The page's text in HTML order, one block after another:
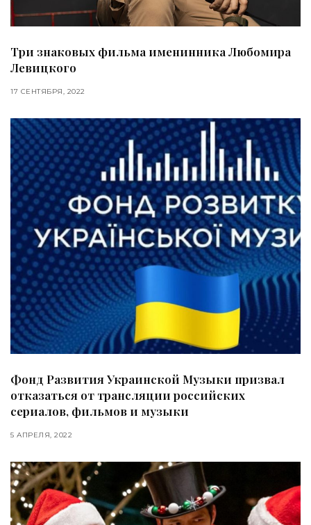
Три знаковых фильма именинника Любомира
Левицкого
17 СЕНТЯБРЯ, 2022
Фонд Развития Украинской Музыки призвал
отказаться от трансляции российских
сериалов, фильмов и музыки
5 АПРЕЛЯ, 2022